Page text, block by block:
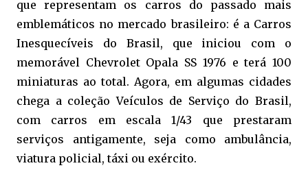
que representam os carros do passado mais
emblemáticos no mercado brasileiro: é a Carros
Inesquecíveis do Brasil, que iniciou com o
memorável Chevrolet Opala SS 1976 e terá 100
miniaturas ao total. Agora, em algumas cidades
chega a coleção Veículos de Serviço do Brasil,
com carros em escala 1/43 que prestaram
serviços antigamente, seja como ambulância,
viatura policial, táxi ou exército.